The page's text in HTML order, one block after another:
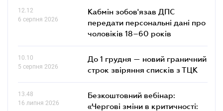
12.12
6 серпня 2026
Кабмін зобов'язав ДПС
передати персональні дані про
чоловіків 18–60 років
10.10
5 серпня 2026
До 1 грудня — новий граничний
строк звіряння списків з ТЦК
13.48
16 липня 2026
Безкоштовний вебінар:
«Чергові зміни в критичності: